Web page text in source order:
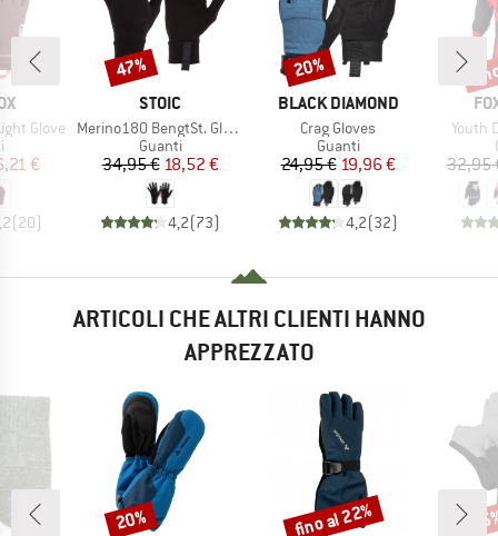
Glove
di prodotti
ridotto
€
(20)
MARCHIO
STOIC
Articolo
Merino180 BengtSt. Glove
Gruppo di prodotti
Guanti
Prezzo
34,95 €Prezzo ridotto
18,52 €
4,2(73)
Sconto
47%
MARCHIO
BLACK DIAMOND
Articolo
Crag Gloves
Gruppo di prodotti
Guanti
Prezzo
24,95 €Prezzo ridotto
19,96 €
4,2(32)
Sconto
20%
Articolo
Youth
32,95
ARTICOLI CHE ALTRI CLIENTI HANNO
APPREZZATO
Sconto
20% Sconto
fino al 22%